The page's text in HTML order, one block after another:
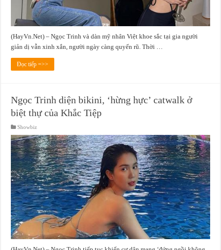
(HayVn.Net) – Ngọc Trinh và dàn mỹ nhân Việt khoe sắc tại gia người
giản dị vẫn xinh xắn, người ngày càng quyến rũ. Thời …
Đọc tiếp =>>
Ngọc Trinh diện bikini, ‘hừng hực’ catwalk ở
biệt thự của Khắc Tiệp
Showbiz